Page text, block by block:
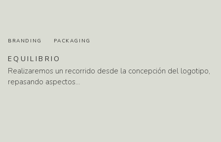
BRANDING PACKAGING
EQUILIBRIO
Realizaremos un recorrido desde la concepción del logotipo,
repasando aspectos…